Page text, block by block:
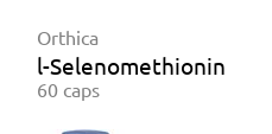
Orthica
l-Selenomethionine-100
60 caps